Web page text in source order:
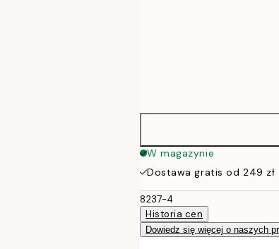
W magazynie
Dostawa gratis od 249 zł
8237-4
Historia cen
Dowiedz się więcej o naszych